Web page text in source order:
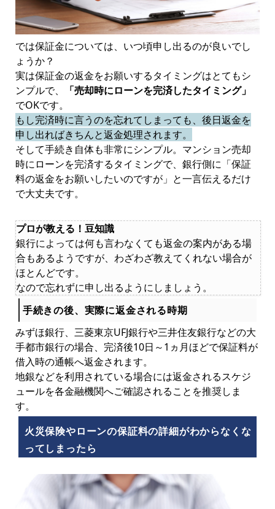
では保証金については、いつ頃申し出るのが良いでし
ょうか？
実は保証金の返金をお願いするタイミングはとてもシ
ンプルで、
「売却時にローンを完済したタイミング」
でOKです。
もし完済時に言うのを忘れてしまっても、後日返金を
申し出ればきちんと返金処理されます。
そして手続き自体も非常にシンプル。マンション売却
時にローンを完済するタイミングで、銀行側に「保証
料の返金をお願いしたいのですが」と一言伝えるだけ
で大丈夫です。
プロが教える！豆知識
銀行によっては何も言わなくても返金の案内がある場
合もあるようですが、わざわざ教えてくれない場合が
ほとんどです。
なので忘れずに申し出るようにしましょう。
手続きの後、実際に返金される時期
みずほ銀行、三菱東京UFJ銀行や三井住友銀行などの大
手都市銀行の場合、完済後10日～1ヵ月ほどで保証料が
借入時の通帳へ返金されます。
地銀などを利用されている場合には返金されるスケジ
ュールを各金融機関へご確認されることを推奨しま
す。
火災保険やローンの保証料の詳細がわからなくな
ってしまったら